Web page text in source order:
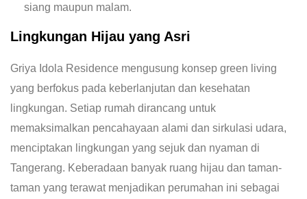
siang maupun malam.
Lingkungan Hijau yang Asri
Griya Idola Residence mengusung konsep green living
yang berfokus pada keberlanjutan dan kesehatan
lingkungan. Setiap rumah dirancang untuk
memaksimalkan pencahayaan alami dan sirkulasi udara,
menciptakan lingkungan yang sejuk dan nyaman di
Tangerang. Keberadaan banyak ruang hijau dan taman-
taman yang terawat menjadikan perumahan ini sebagai